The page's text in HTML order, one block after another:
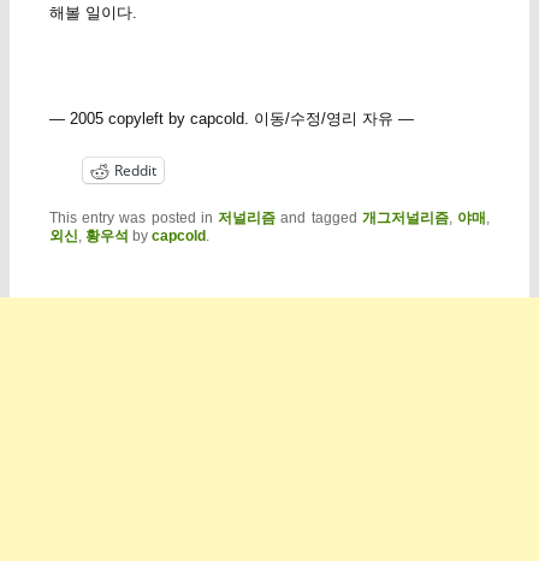
해볼 일이다.
— 2005 copyleft by capcold. 이동/수정/영리 자유 —
Reddit
This entry was posted in저널리즘 and tagged개그저널리즘, 야매 ,
외신, 황우석 by capcold .